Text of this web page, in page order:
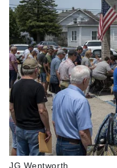
Doanh nghiệp 24h
Doanh nhân
Vì cộng đồng